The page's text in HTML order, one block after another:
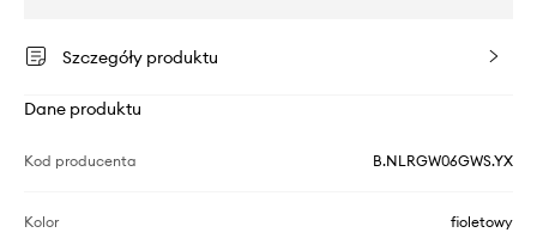
Szczegóły produktu
Dane produktu
Kod producenta B.NLRGW06GWS.YX
Kolor fioletowy